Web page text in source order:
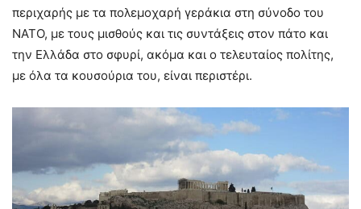
περιχαρής με τα πολεμοχαρή γεράκια στη σύνοδο του
ΝΑΤΟ, με τους μισθούς και τις συντάξεις στον πάτο και
την Ελλάδα στο σφυρί, ακόμα και ο τελευταίος πολίτης,
με όλα τα κουσούρια του, είναι περιστέρι.